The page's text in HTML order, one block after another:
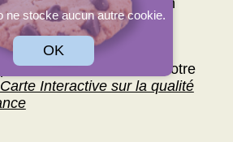
les consignes de
de votre eau dans votre
Carte Interactive sur la qualité
ne stocke aucun autre cookie.
OK